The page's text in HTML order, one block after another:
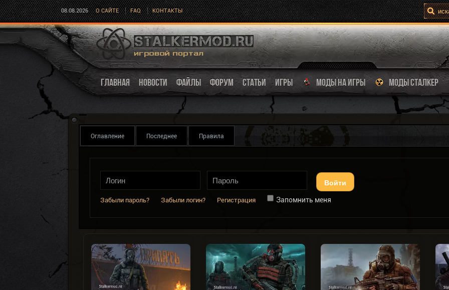
08.08.2026 О САЙТЕ FAQ КОНТАКТЫ
ГЛАВНАЯ НОВОСТИ ФАЙЛЫ ФОРУМ СТАТЬИ ИГРЫ МОДЫ НА ИГРЫ МОДЫ СТАЛКЕР
Оглавление Последнее Правила
Войти
Забыли пароль? Забыли логин? Регистрация Запомнить меня